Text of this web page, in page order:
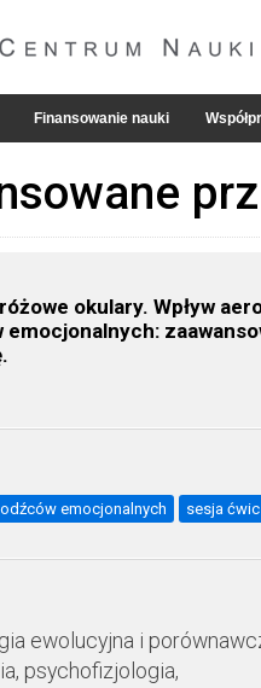
Finansowanie nauki
okulary. Wpływ
emocjonalnych sesja
ewolucyjna i
psychofizjologia,